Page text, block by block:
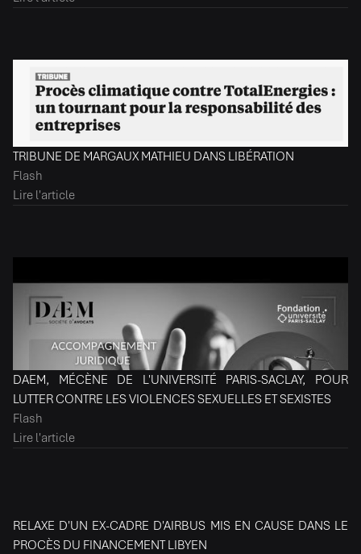
TRIBUNE DE MARGAUX MATHIEU DANS LIBÉRATION
Flash
Lire l'article
DAEM, MÉCÈNE DE L'UNIVERSITÉ PARIS-SACLAY, POUR
LUTTER CONTRE LES VIOLENCES SEXUELLES ET SEXISTES
Flash
Lire l'article
RELAXE D'UN EX-CADRE D'AIRBUS MIS EN CAUSE DANS LE
PROCÈS DU FINANCEMENT LIBYEN